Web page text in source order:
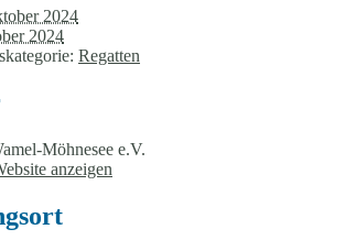
2024
2024
Regatten
Möhnesee e.V.
anzeigen